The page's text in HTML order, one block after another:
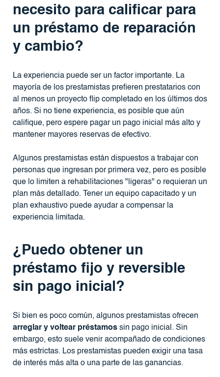
necesito para calificar para
un préstamo de reparación
y cambio?
La experiencia puede ser un factor importante. La
mayoría de los prestamistas prefieren prestatarios con
al menos un proyecto flip completado en los últimos dos
años. Si no tiene experiencia, es posible que aún
califique, pero espere pagar un pago inicial más alto y
mantener mayores reservas de efectivo.
Algunos prestamistas están dispuestos a trabajar con
personas que ingresan por primera vez, pero es posible
que lo limiten a rehabilitaciones "ligeras" o requieran un
plan más detallado. Tener un equipo capacitado y un
plan exhaustivo puede ayudar a compensar la
experiencia limitada.
¿Puedo obtener un
préstamo fijo y reversible
sin pago inicial?
Si bien es poco común, algunos prestamistas ofrecen
arreglar y voltear préstamossin pago inicial. Sin
embargo, esto suele venir acompañado de condiciones
más estrictas. Los prestamistas pueden exigir una tasa
de interés más alta o una parte de las ganancias.